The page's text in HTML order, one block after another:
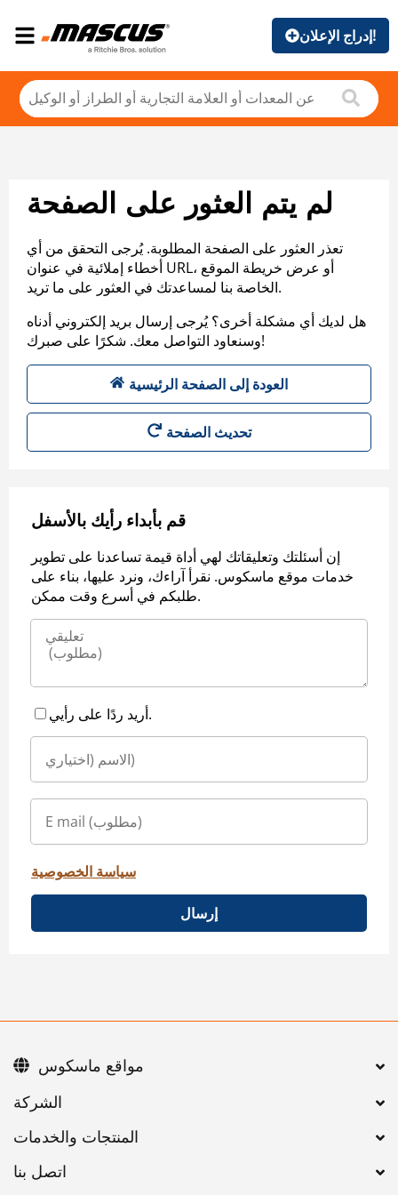
إدراج الإعلان!
لم يتم العثور على الصفحة
تعذر العثور على الصفحة المطلوبة. يُرجى التحقق من أي
أخطاء إملائية في عنوان URL، أو عرض خريطة الموقع
الخاصة بنا لمساعدتك في العثور على ما تريد.
هل لديك أي مشكلة أخرى؟ يُرجى إرسال بريد إلكتروني أدناه
وسنعاود التواصل معك. شكرًا على صبرك!
العودة إلى الصفحة الرئيسية
تحديث الصفحة
قم بأبداء رأيك بالأسفل
إن أسئلتك وتعليقاتك لهي أداة قيمة تساعدنا على تطوير
خدمات موقع ماسكوس. نقرأ آراءك، ونرد عليها، بناء على
طلبكم في أسرع وقت ممكن.
أريد ردًا على رأيي.
سياسة الخصوصية
إرسال
اتصل بنا
مواقع ماسكوس